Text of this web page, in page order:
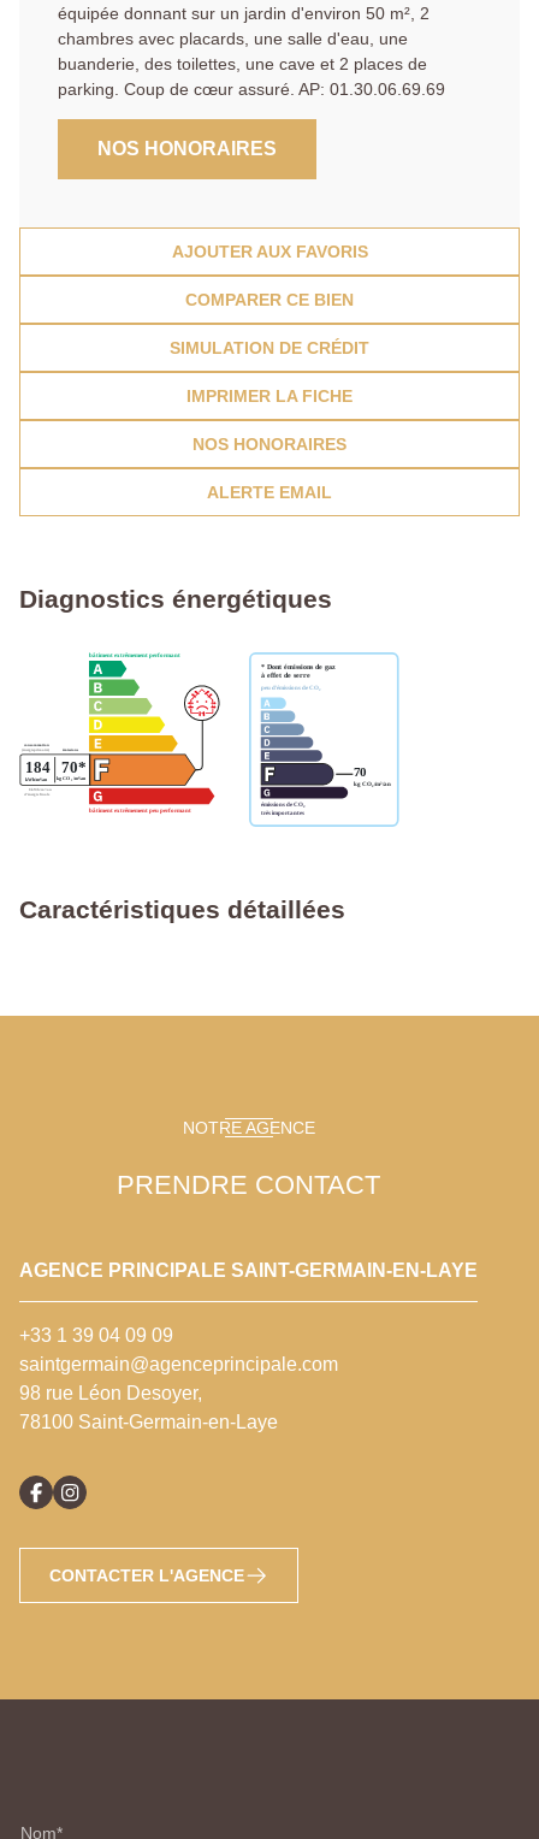
équipée donnant sur un jardin d'environ 50 m², 2
chambres avec placards, une salle d'eau, une
buanderie, des toilettes, une cave et 2 places de
parking. Coup de cœur assuré. AP: 01.30.06.69.69
NOS HONORAIRES
AJOUTER AUX FAVORIS
COMPARER CE BIEN
SIMULATION DE CRÉDIT
IMPRIMER LA FICHE
NOS HONORAIRES
ALERTE EMAIL
Diagnostics énergétiques
Caractéristiques détaillées
NOTRE AGENCE
PRENDRE CONTACT
AGENCE PRINCIPALE SAINT-GERMAIN-EN-LAYE
+33 1 39 04 09 09
saintgermain@agenceprincipale.com
98 rue Léon Desoyer,
78100 Saint-Germain-en-Laye
CONTACTER L'AGENCE
Nom